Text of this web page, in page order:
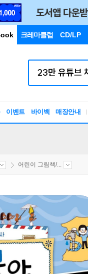
크레마클럽 CD/LP
이벤트 바이백 매장안내
어린이 그림책/...